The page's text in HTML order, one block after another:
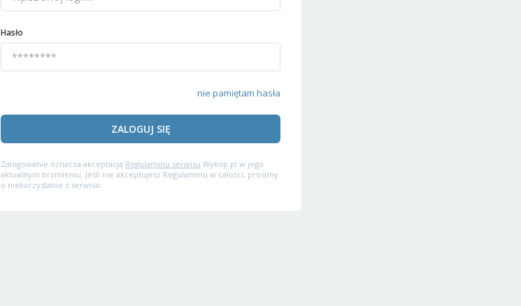
Hasło
nie pamiętam hasła
ZALOGUJ SIĘ
Zalogowanie oznacza akceptację Regulaminu serwisu Wykop.pl w jego
aktualnym brzmieniu. Jeśli nie akceptujesz Regulaminu w całości, prosimy
o niekorzystanie z serwisu.